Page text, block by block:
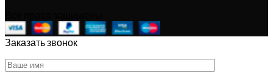
Заказать звонок